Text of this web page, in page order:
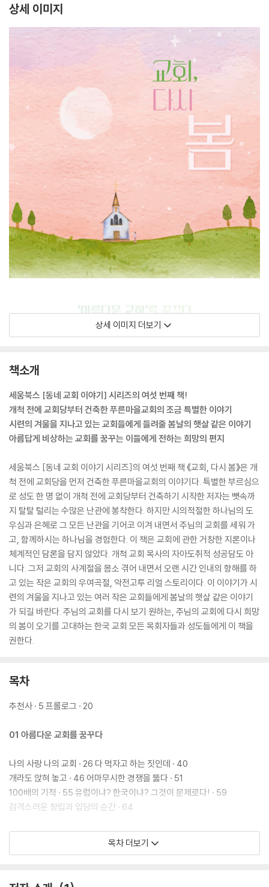
상세 이미지
상세 이미지 더보기
책소개
세움북스 [동네 교회 이야기] 시리즈의 여섯 번째 책!
개척 전에 교회당부터 건축한 푸른마을교회의 조금 특별한 이야기
시련의 겨울을 지나고 있는 교회들에게 들려줄 봄날의 햇살 같은 이야기
아름답게 비상하는 교회를 꿈꾸는 이들에게 전하는 희망의 편지
세움북스 [동네 교회 이야기 시리즈]의 여섯 번째 책 《교회, 다시 봄》은 개
척 전에 교회당을 먼저 건축한 푸른마을교회의 이야기다. 특별한 부르심으
로 성도 한 명 없이 개척 전에 교회당부터 건축하기 시작한 저자는 뼛속까
지 탈탈 털리는 수많은 난관에 봉착한다. 하지만 시의적절한 하나님의 도
우심과 은혜로 그 모든 난관을 기어코 이겨 내면서 주님의 교회를 세워 가
고, 함께하시는 하나님을 경험한다. 이 책은 교회에 관한 거창한 지론이나
체계적인 담론을 담지 않았다. 개척 교회 목사의 자아도취적 성공담도 아
니다. 그저 교회의 사계절을 몸소 겪어 내면서 오랜 시간 인내의 항해를 하
고 있는 작은 교회의 우여곡절, 악전고투 리얼 스토리이다. 이 이야기가 시
련의 겨울을 지나고 있는 여러 작은 교회들에게 봄날의 햇살 같은 이야기
가 되길 바란다. 주님의 교회를 다시 보기 원하는, 주님의 교회에 다시 희망
의 봄이 오기를 고대하는 한국 교회 모든 목회자들과 성도들에게 이 책을
권한다.
목차
추천사 · 5 프롤로그 · 20
01 아름다운 교회를 꿈꾸다
나의 사랑 나의 교회 · 26 다 먹자고 하는 짓인데 · 40
개라도 앉혀 놓고 · 46 어마무시한 경쟁을 뚫다 · 51
100배의 기적 · 55 유럽이냐? 한국이냐? 그것이 문제로다! · 59
감격스러운 창립과 입당의 순간 · 64
02 열정으로 교회를 세우다
목차 더보기